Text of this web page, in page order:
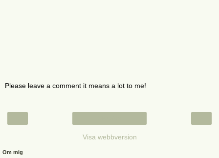
Please leave a comment it means a lot to me!
Visa webbversion
Om mig